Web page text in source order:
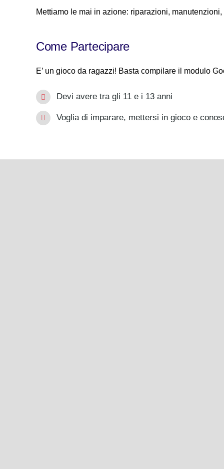
Mettiamo le mai in azione: riparazioni,
Come Partecipare
E’ un gioco da ragazzi! Basta compilare il modulo
Devi avere tra gli 11 e i 13 anni
Voglia di imparare, mettersi in gioco e